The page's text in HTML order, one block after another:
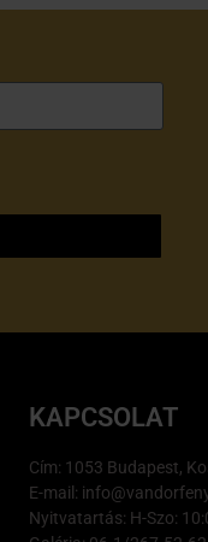
KAPCSOLAT
Cím: 1053 Budapest,
E-mail:
Nyitvatartás: H-Szo: